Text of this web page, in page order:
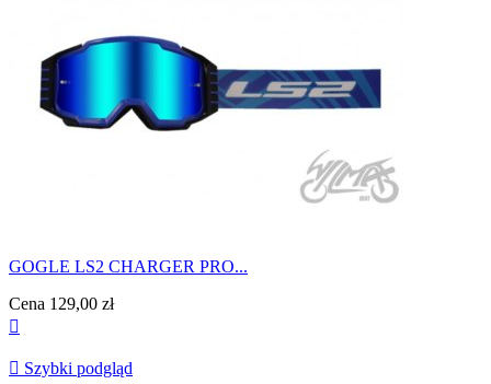
GOGLE LS2 CHARGER PRO...
Cena 129,00 zł

 Szybki podgląd